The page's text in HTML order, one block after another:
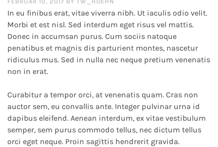
In eu finibus erat, vitae viverra nibh. Ut iaculis odio velit.
Morbi et est nisl. Sed interdum eget risus vel mattis.
Donec in accumsan purus. Cum sociis natoque
penatibus et magnis dis parturient montes, nascetur
ridiculus mus. Sed in nulla nec neque pretium venenatis
non in erat.
Curabitur a tempor orci, at venenatis quam. Cras non
auctor sem, eu convallis ante. Integer pulvinar urna id
dapibus eleifend. Aenean interdum, ex vitae vestibulum
semper, sem purus commodo tellus, nec dictum tellus
orci eget neque. Proin sagittis hendrerit gravida.